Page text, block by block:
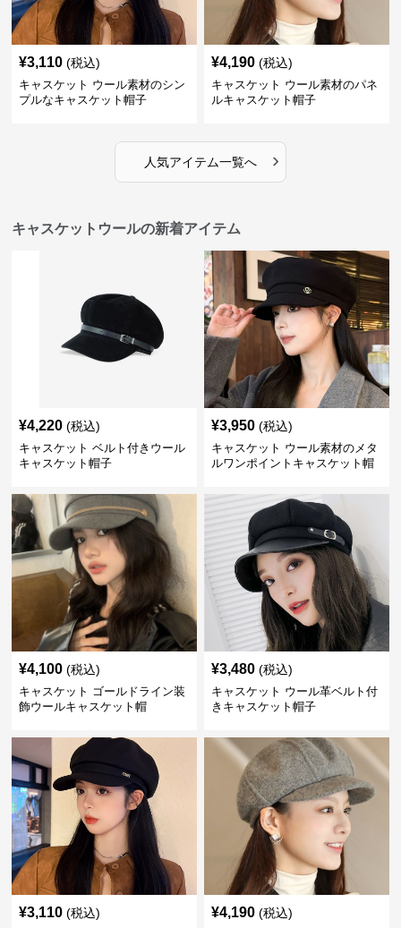
¥3,110 (税込)
キャスケット ウール素材のシン
プルなキャスケット帽子
¥4,190 (税込)
キャスケット ウール素材のパネ
ルキャスケット帽子
人気アイテム一覧へ ›
キャスケットウールの新着アイテム
¥4,220 (税込)
キャスケット ベルト付きウール
キャスケット帽子
¥3,950 (税込)
キャスケット ウール素材のメタ
ルワンポイントキャスケット帽
¥4,100 (税込)
キャスケット ゴールドライン装
飾ウールキャスケット帽
¥3,480 (税込)
キャスケット ウール革ベルト付
きキャスケット帽子
¥3,110 (税込) ¥4,190 (税込)